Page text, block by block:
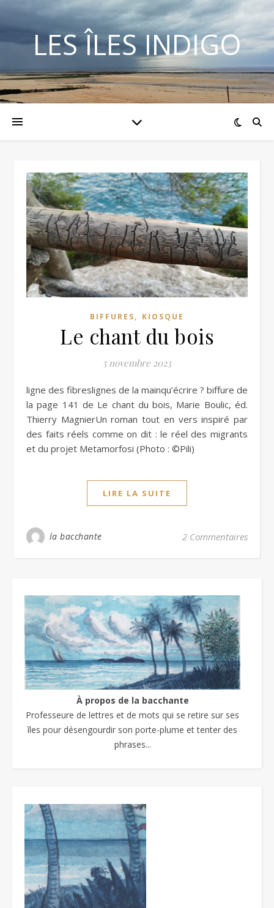
LES ÎLES INDIGO
BIFFURES, KIOSQUE
Le chant du bois
5 novembre 2023
ligne des fibreslignes de la mainqu’écrire ? biffure de
la page 141 de Le chant du bois, Marie Boulic, éd.
Thierry MagnierUn roman tout en vers inspiré par
des faits réels comme on dit : le réel des migrants
et du projet Metamorfosi (Photo : ©Pili)
LIRE LA SUITE
la bacchante 2 Commentaires
À propos de la bacchante
Professeure de lettres et de mots qui se retire sur ses
îles pour désengourdir son porte-plume et tenter des
phrases...